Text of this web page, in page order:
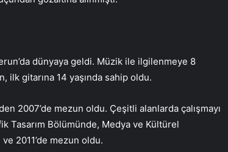
dünyaya geldi. Müzik ile ilgilenmeye 8
ilk gitarına 14 yaşında sahip oldu.
2007’de mezun oldu. Çeşitli alanlarda çalışmayı
Tasarım Bölümünde, Medya ve Kültürel
2011’de mezun oldu.